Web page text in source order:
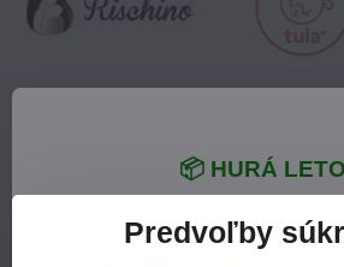
Doprava a poštovné
Výmena tovaru
Predvoľby
📦 HURÁ LETO